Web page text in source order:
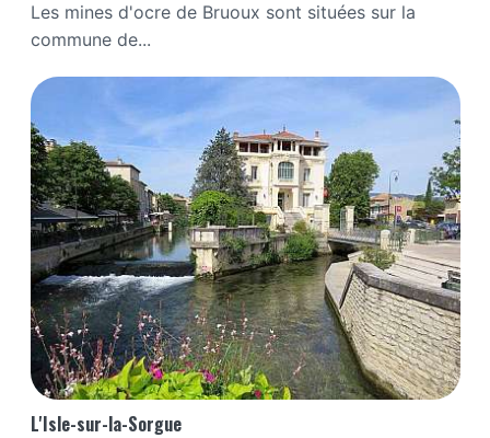
Les mines d'ocre de Bruoux sont situées sur la
commune de...
L'Isle-sur-la-Sorgue